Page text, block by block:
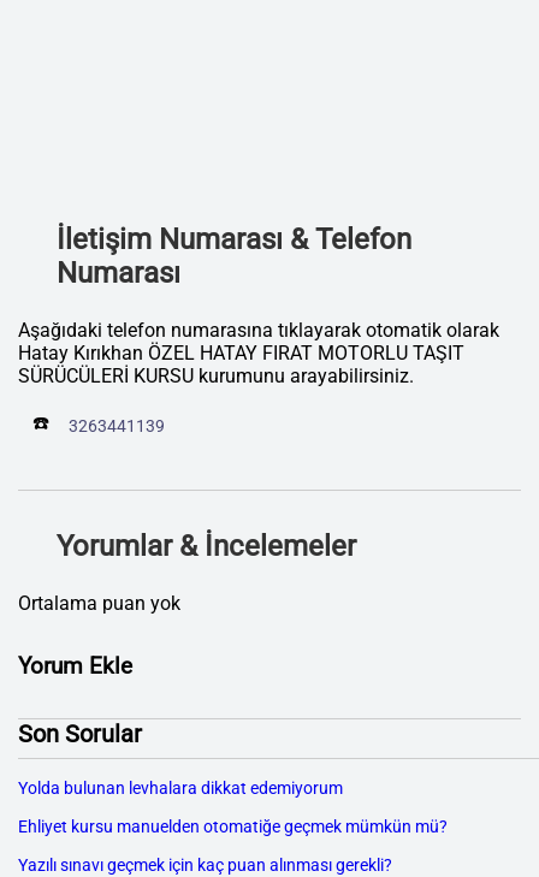
İletişim Numarası & Telefon
Numarası
Aşağıdaki telefon numarasına tıklayarak otomatik olarak
Hatay Kırıkhan ÖZEL HATAY FIRAT MOTORLU TAŞIT
SÜRÜCÜLERİ KURSU kurumunu arayabilirsiniz.
☎️ 3263441139
Yorumlar & İncelemeler
Ortalama puan yok
Yorum Ekle
Son Sorular
Yolda bulunan levhalara dikkat edemiyorum
Ehliyet kursu manuelden otomatiğe geçmek mümkün mü?
Yazılı sınavı geçmek için kaç puan alınması gerekli?